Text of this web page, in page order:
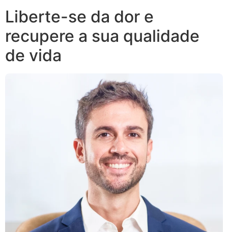
Liberte-se da dor e
recupere a sua qualidade
de vida